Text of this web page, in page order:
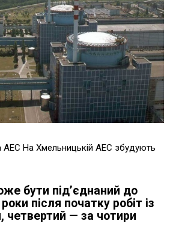
На Хмельницькій АЕС збудують
бути під’єднаний до
після початку робіт із
четвертий — за чотири